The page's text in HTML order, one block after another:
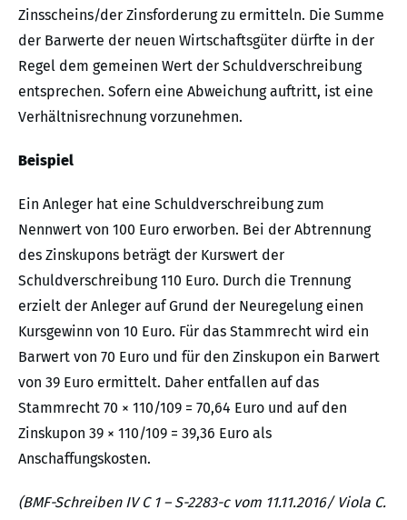
Zinsscheins/der Zinsforderung zu ermitteln. Die Summe
der Barwerte der neuen Wirtschaftsgüter dürfte in der
Regel dem gemeinen Wert der Schuldverschreibung
entsprechen. Sofern eine Abweichung auftritt, ist eine
Verhältnisrechnung vorzunehmen.
Beispiel
Ein Anleger hat eine Schuldverschreibung zum
Nennwert von 100 Euro erworben. Bei der Abtrennung
des Zinskupons beträgt der Kurswert der
Schuldverschreibung 110 Euro. Durch die Trennung
erzielt der Anleger auf Grund der Neuregelung einen
Kursgewinn von 10 Euro. Für das Stammrecht wird ein
Barwert von 70 Euro und für den Zinskupon ein Barwert
von 39 Euro ermittelt. Daher entfallen auf das
Stammrecht 70 × 110/109 = 70,64 Euro und auf den
Zinskupon 39 × 110/109 = 39,36 Euro als
Anschaffungskosten.
(BMF-Schreiben IV C 1 – S-2283-c vom 11.11.2016/ Viola C.